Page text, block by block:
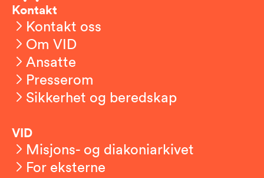
Kontakt
Kontakt oss
Om VID
Ansatte
Presserom
Sikkerhet og beredskap
VID
Misjons- og diakoniarkivet
For eksterne